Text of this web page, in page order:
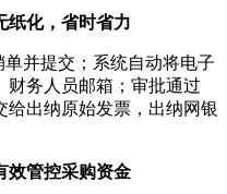
纸化，省时省力
并提交；系统自动将电子
财务人员邮箱；审批通过
给出纳原始发票，出纳网银
效管控采购资金